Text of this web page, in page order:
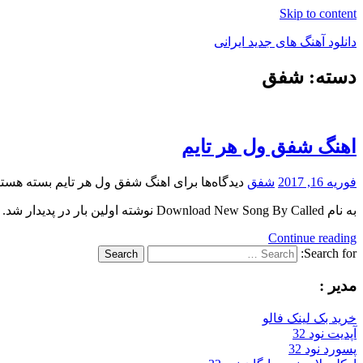
Skip to content
دانلود آهنگ های جدید ایرانی
دانلود
دسته: شفق
اهنگ شفق ول هر تایم
فوریه 16, 2017 شفق دیدگاه‌ها برای اهنگ شفق ول هر تایم بسته
به نام Download New Song By Called نوشته اولین بار در پدیدار شد.
Continue reading
Search for:
Search
مدیر :
خرید بک لینک فالو
آپدیت نود 32
پسورد نود 32